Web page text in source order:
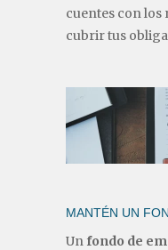
cuentes con los
cubrir tus
MANTÉN UN
Un fondo de